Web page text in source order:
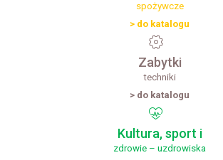
spożywcze
> do katalogu
Zabytki
techniki
> do katalogu
Kultura, sport i
zdrowie – uzdrowiska